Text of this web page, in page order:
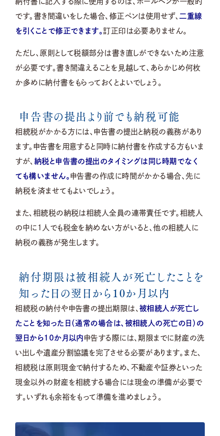
です。書き間違いをした場合、修正ペンは使用せず、二重線
を引くことで修正できます。訂正印は必要ありません。
ただし、原則として税額部分は書き直しができないため注意
が必要です。書き間違えることを見越して、あらかじめ何枚
か多めに納付書をもらっておくとよいでしょう。
申告書の提出より前でも納税可能
相続税がかかる方には、申告書の提出と納税の義務があり
ます。申告書を用意すると同時に納付書を作成する方もいま
すが、 納税と申告書の提出のタイミングは同じ時期でなく
ても構いません。申告書の作成に時間がかかる場合、先に
納税を済ませてもよいでしょう。
また、相続税の納税は相続人全員の連帯責任です。相続人
の中に1人でも税金を納めない方がいると、他の相続人に
納税の義務が発生します。
納付期限は被相続人が死亡したことを
知った日の翌日から10か月以内
相続税の納付や申告書の提出期限は、被相続人が死亡し
たことを知った日（通常の場合は、被相続人の死亡の日）の
翌日から10か月以内申告する際には、期限までに財産の洗
い出しや遺産分割協議を完了させる必要があります。また、
相続税は原則現金で納付するため、不動産や証券といった
現金以外の財産を相続する場合には現金の準備が必要で
す。いずれも余裕をもって準備を進めましょう。